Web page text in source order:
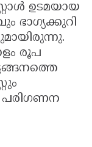
ഉടമയായ
ഭാഗ്യക്കുറി
രൂപ